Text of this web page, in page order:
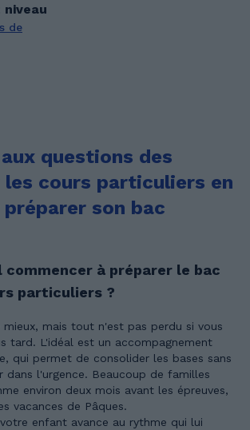
de
questions des
les cours particuliers en
son bac
à préparer le bac
particuliers ?
mais tout n'est pas perdu si vous
tard. L'idéal est un accompagnement
qui permet de consolider les bases sans
dans l'urgence. Beaucoup de familles
environ deux mois avant les épreuves,
vacances de Pâques.
enfant avance au rythme qui lui